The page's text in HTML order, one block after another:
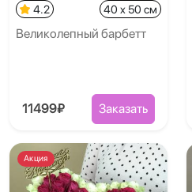
4.2 40 x 50 см
Великолепный барбетт
11499₽ Заказать
Акция